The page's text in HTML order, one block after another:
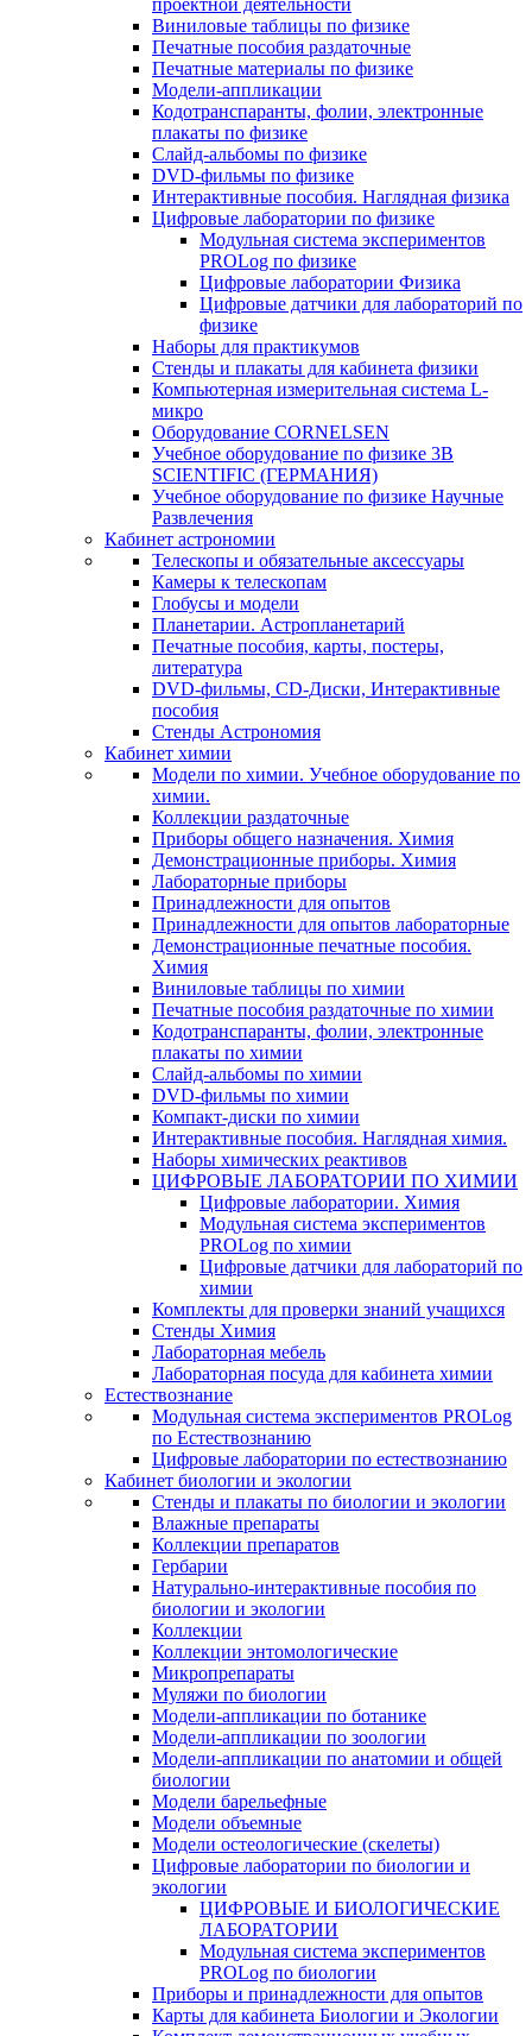
проектной деятельности
Виниловые таблицы по физике
Печатные пособия раздаточные
Печатные материалы по физике
Модели-аппликации
Кодотранспаранты, фолии, электронные
плакаты по физике
Слайд-альбомы по физике
DVD-фильмы по физике
Интерактивные пособия. Наглядная физика
Цифровые лаборатории по физике
Модульная система экспериментов
PROLog по физике
Цифровые лаборатории Физика
Цифровые датчики для лабораторий по
физике
Наборы для практикумов
Стенды и плакаты для кабинета физики
Компьютерная измерительная система L-
микро
Оборудование CORNELSEN
Учебное оборудование по физике 3B
SCIENTIFIC (ГЕРМАНИЯ)
Учебное оборудование по физике Научные
Развлечения
Кабинет астрономии
Телескопы и обязательные аксессуары
Камеры к телескопам
Глобусы и модели
Планетарии. Астропланетарий
Печатные пособия, карты, постеры,
литература
DVD-фильмы, CD-Диски, Интерактивные
пособия
Стенды Астрономия
Кабинет химии
Модели по химии. Учебное оборудование по
химии.
Коллекции раздаточные
Приборы общего назначения. Химия
Демонстрационные приборы. Химия
Лабораторные приборы
Принадлежности для опытов
Принадлежности для опытов лабораторные
Демонстрационные печатные пособия.
Химия
Виниловые таблицы по химии
Печатные пособия раздаточные по химии
Кодотранспаранты, фолии, электронные
плакаты по химии
Слайд-альбомы по химии
DVD-фильмы по химии
Компакт-диски по химии
Интерактивные пособия. Наглядная химия.
Наборы химических реактивов
ЦИФРОВЫЕ ЛАБОРАТОРИИ ПО ХИМИИ
Цифровые лаборатории. Химия
Модульная система экспериментов
PROLog по химии
Цифровые датчики для лабораторий по
химии
Комплекты для проверки знаний учащихся
Стенды Химия
Лабораторная мебель
Лабораторная посуда для кабинета химии
Естествознание
Модульная система экспериментов PROLog
по Естествознанию
Цифровые лаборатории по естествознанию
Кабинет биологии и экологии
Стенды и плакаты по биологии и экологии
Влажные препараты
Коллекции препаратов
Гербарии
Натурально-интерактивные пособия по
биологии и экологии
Коллекции
Коллекции энтомологические
Микропрепараты
Муляжи по биологии
Модели-аппликации по ботанике
Модели-аппликации по зоологии
Модели-аппликации по анатомии и общей
биологии
Модели барельефные
Модели объемные
Модели остеологические (скелеты)
Цифровые лаборатории по биологии и
экологии
ЦИФРОВЫЕ И БИОЛОГИЧЕСКИЕ
ЛАБОРАТОРИИ
Модульная система экспериментов
PROLog по биологии
Приборы и принадлежности для опытов
Карты для кабинета Биологии и Экологии